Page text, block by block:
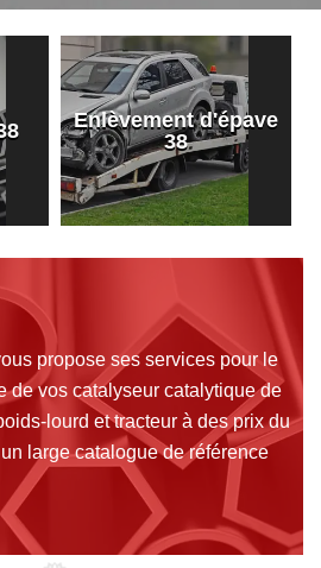
Enlèvement d'épave
38
propose ses services pour le
de vos catalyseur catalytique de
lourd et tracteur à des prix du
large catalogue de référence